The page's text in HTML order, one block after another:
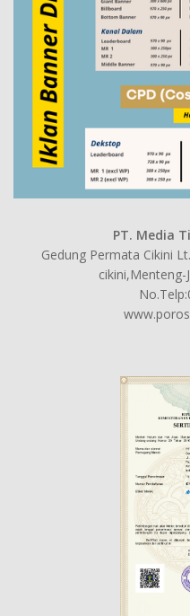
PT. Media
Gedung Permata Cikini
cikini,Menteng-